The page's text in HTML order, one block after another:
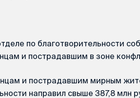
по благотворительности
и пострадавшим в зоне
и пострадавшим мирным
направил свыше 387,8 млн